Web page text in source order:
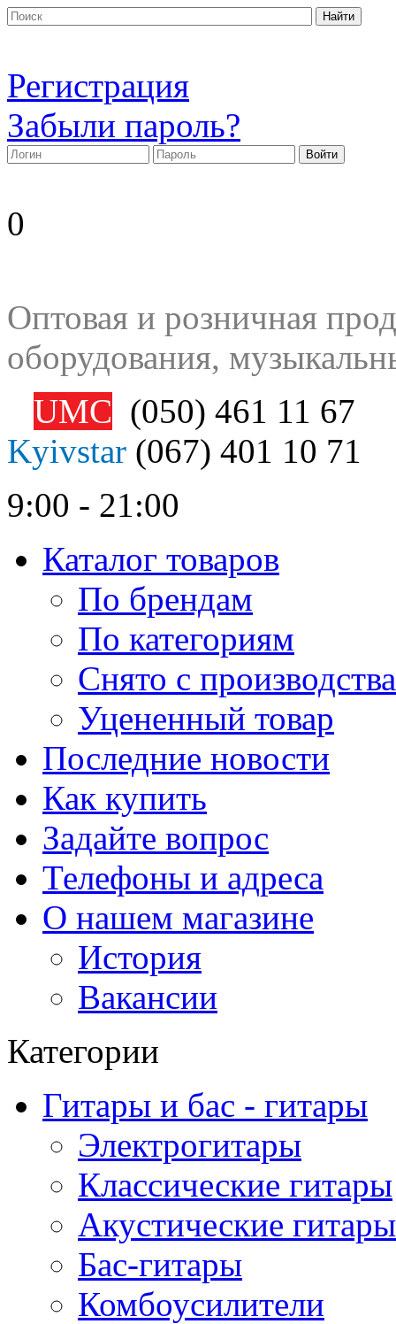
Регистрация
Забыли пароль?
0
Оптовая и розничная
оборудования,
UMC (050) 461 11 67
Kyivstar (067) 401 10 71
9:00 - 21:00
Каталог товаров
По брендам
По категориям
Снято с производства
Уцененный товар
Последние новости
Как купить
Задайте вопрос
Телефоны и адреса
О нашем магазине
История
Вакансии
Категории
Гитары и бас - гитары
Электрогитары
Классические гитары
Акустические гитары
Бас-гитары
Комбоусилители